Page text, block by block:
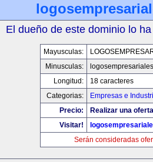
El dueño de este dominio lo
Mayusculas:
Minusculas:
Longitud:
18 caracteres
Categorias:
Empresas e
Precio:
Realizar una
Visitar!
Serán consideradas